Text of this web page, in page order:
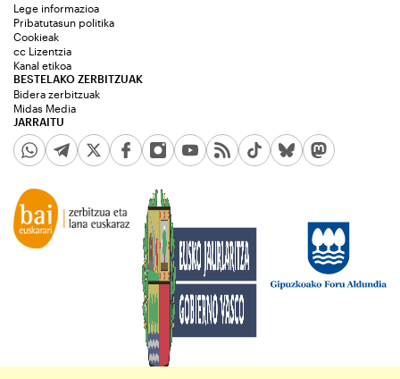
JARRAITU
Lege informazioa
Pribatutasun politika
Cookieak
cc Lizentzia
Kanal etikoa
BESTELAKO ZERBITZUAK
Bidera zerbitzuak
Midas Media